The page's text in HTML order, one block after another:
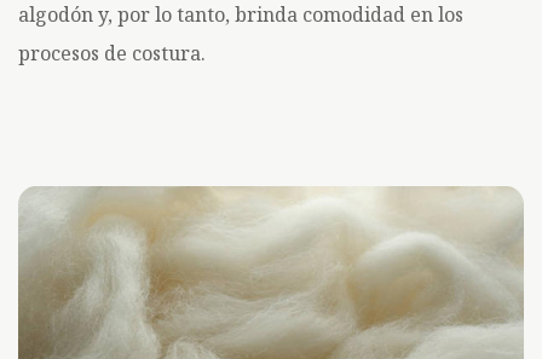
algodón y, por lo tanto, brinda comodidad en los
procesos de costura.